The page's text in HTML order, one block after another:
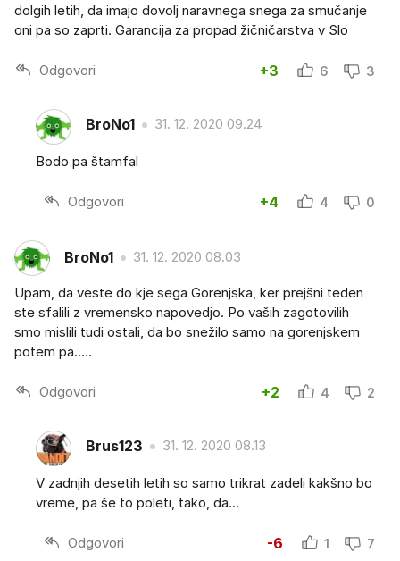
dolgih letih, da imajo dovolj naravnega snega za smučanje
oni pa so zaprti. Garancija za propad žičničarstva v Slo
Odgovori +3 6 3
BroNo1 31. 12. 2020 09.24
Bodo pa štamfal
Odgovori +4 4 0
BroNo1 31. 12. 2020 08.03
Upam, da veste do kje sega Gorenjska, ker prejšni teden
ste sfalili z vremensko napovedjo. Po vaših zagotovilih
smo mislili tudi ostali, da bo snežilo samo na gorenjskem
potem pa.....
Odgovori +2 4 2
Brus123 31. 12. 2020 08.13
V zadnjih desetih letih so samo trikrat zadeli kakšno bo
vreme, pa še to poleti, tako, da...
Odgovori -6 1 7